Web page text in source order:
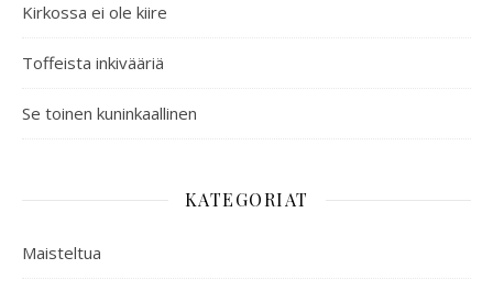
Kirkossa ei ole kiire
Toffeista inkivääriä
Se toinen kuninkaallinen
KATEGORIAT
Maisteltua